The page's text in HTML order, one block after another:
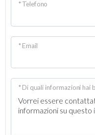
* Telefono
* Email
* Di quali informazioni hai